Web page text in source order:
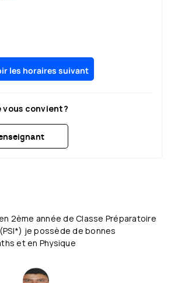
les horaires suivant
vous convient?
2ème année de Classe Préparatoire
je possède de bonnes
et en Physique